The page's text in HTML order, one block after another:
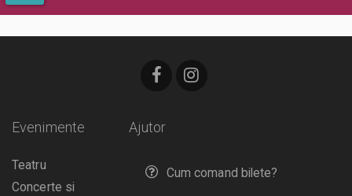
Ajutor
Cum comand bilete?
Evenimente
Teatru
Concerte si